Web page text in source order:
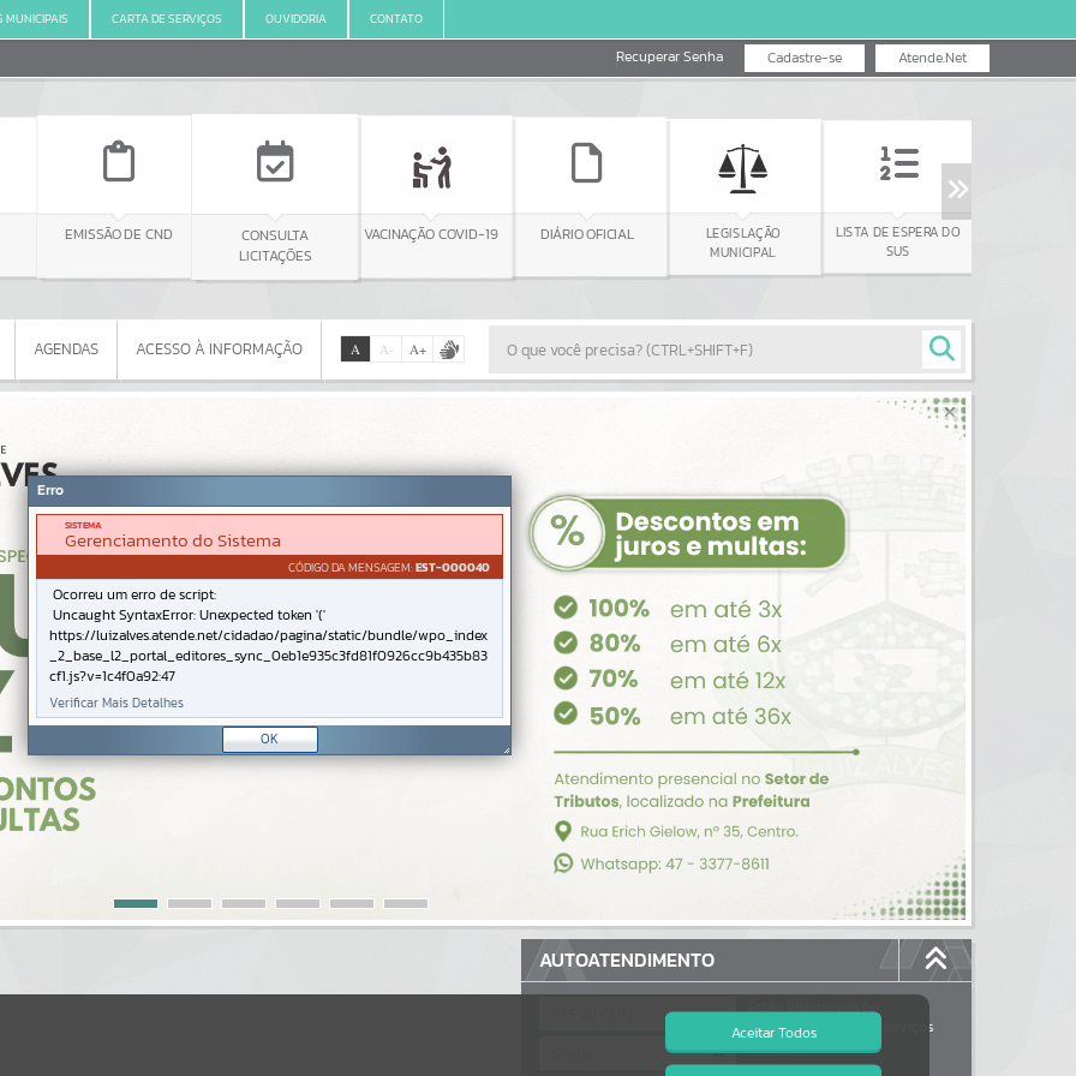
MUNICIPAIS CARTA DE SERVIÇOS OUVIDORIA CONTATO
Atende.Net
Cadastre-se
Recuperar Senha
CND CONSULTA VACINAÇÃO COVID-19 DIÁRIO OFICIAL
LEGISLAÇÃO
LISTA DE ESPERA DO
SUS
FALA BR -
OUVIDORIA
AGENDAS ACESSO À INFORMAÇÃO A A- A+
AUTOATENDIMENTO
Estão disponíveis no
autoatendimento
serviços
dos quais...
Aceitar Todos
Erro
SISTEMA
Gerenciamento do Sistema
CÓDIGO DA MENSAGEM:EST-000040
Ocorreu um erro de script:
Uncaught SyntaxError: Unexpected token '('
https://luizalves.atende.net/cidadao/pagina/static/bundle/wpo_index
_2_base_l2_portal_editores_sync_0eb1e935c3fd81f0926cc9b435b83
cf1.js?v=1c4f0a92:47
Verificar Mais Detalhes
OK